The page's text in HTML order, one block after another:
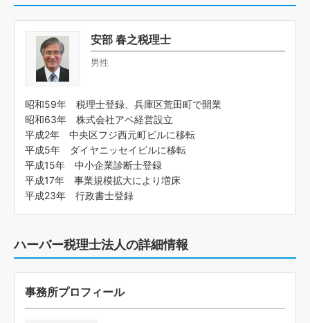
安部 春之税理士
男性
昭和59年 税理士登録、兵庫区荒田町で開業
昭和63年 株式会社アベ経営設立
平成2年 中央区フジ西元町ビルに移転
平成5年 ダイヤニッセイビルに移転
平成15年 中小企業診断士登録
平成17年 事業規模拡大により増床
平成23年 行政書士登録
ハーバー税理士法人の詳細情報
事務所プロフィール